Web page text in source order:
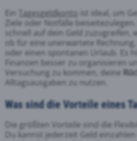
Ein Tagesgeldkonto ist ideal, um
Ziele oder Notfälle
schnell auf dein Geld zuzugreifen,
ob für eine unerwartete
oder einen spontanen Urlaub. Es
Finanzen besser zu organisieren
Versuchung zu kommen, deine
Alltagsausgaben zu nutzen.
Was sind die Vorteile eines
Die größten Vorteile sind die
Du kannst jederzeit Geld